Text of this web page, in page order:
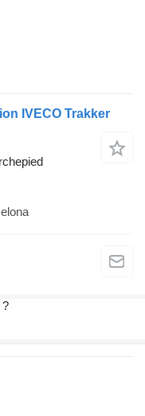
IVECO Trakker
?